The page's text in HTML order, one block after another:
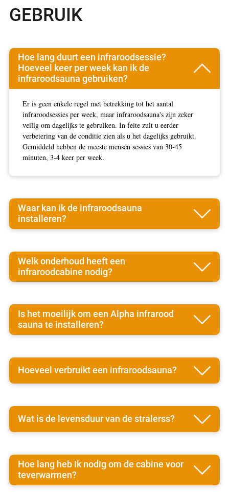
GEBRUIK
Hoe lang duurt een infraroodsessie?
Hoeveel keer per week kan ik de
infraroodsauna gebruiken?
Er is geen enkele regel met betrekking tot het aantal
infraroodsessies per week, maar infraroodsauna's zijn zeker
veilig om dagelijks te gebruiken. In feite zult u eerder
verbetering van de conditie zien als u het dagelijks gebruikt.
Gemiddeld hebben de meeste mensen sessies van 30-45
minuten, 3-4 keer per week.
Waar kan ik de infraroodsauna
installeren?
Welk onderhoud heeft een
infraroodcabine nodig?
Is het moeilijk om een Alpha infrarood
sauna te installeren?
Hoeveel verbruikt een infraroodsauna?
Wat is de levensduur van de stralerss?
Hoe lang heb ik nodig om de cabine voor
teverwarmen?